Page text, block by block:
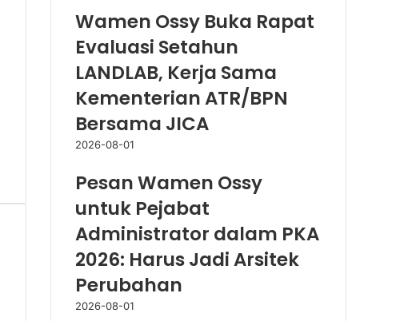
Wamen Ossy Buka Rapat
Evaluasi Setahun
LANDLAB, Kerja Sama
Kementerian ATR/BPN
Bersama JICA
2026-08-01
Pesan Wamen Ossy
untuk Pejabat
Administrator dalam PKA
2026: Harus Jadi Arsitek
Perubahan
2026-08-01